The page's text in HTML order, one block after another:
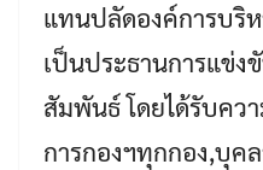
แทนปลัดองค์การบริ
เป็นประธานการแข่ง
สัมพันธ์ โดยได้รับคว
การกองฯทุกกอง,บุค